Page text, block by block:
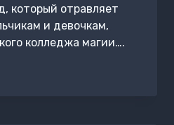
который отравляет
и девочкам,
колледжа магии….